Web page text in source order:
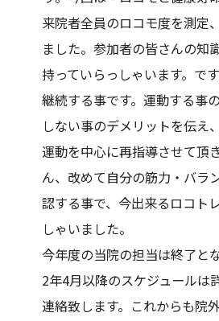
来院者全員のロコモ度を測定
ました。参加者の皆さんの知
持っていらっしゃいます。で
継続する事です。運動する事
しない事のデメリットを伝え
運動を中心に再指導させて頂
ん、改めて自分の筋力・バラ
認する事で、今出来るロコト
しゃいました。
今年度の当院の担当は終了と
2年4月以降のスケジュールは
連絡致します。これからも院